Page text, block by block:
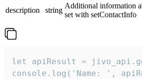
description
string
Additional information
set with setContactInfo
let apiResult =
console.log('Name: ',